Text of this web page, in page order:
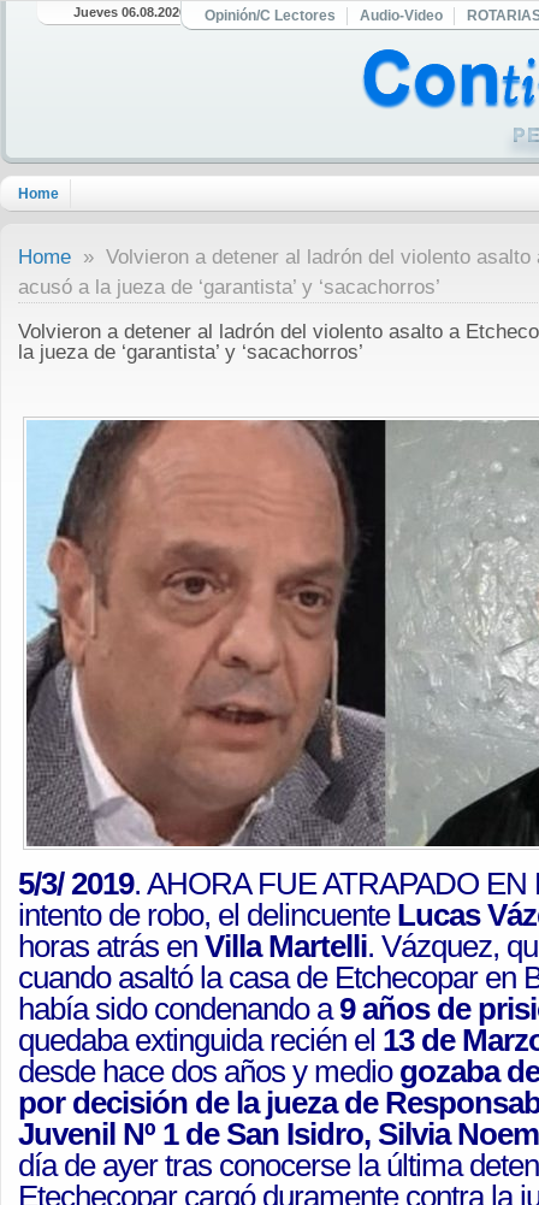
Jueves 06.08.2026 Opinión/C Lectores Audio-Video
Home
Home » Volvieron a detener al ladrón del violento
acusó a la jueza de ‘garantista’ y ‘sacachorros’
Volvieron a detener al ladrón del violento asalto a
la jueza de ‘garantista’ y ‘sacachorros’
5/3/ 2019. AHORA FUE ATRAPADO
intento de robo, el delincuente Lucas
horas atrás en Villa Martelli. Vázquez,
cuando asaltó la casa de Etchecopar en
había sido condenando a9 años de
quedaba extinguida recién el 13 de
desde hace dos años y mediogozaba
por decisión de la jueza de
Juvenil Nº 1 de San Isidro, Silvia
día de ayer tras conocerse la última
Etechecopar cargó duramente contra la